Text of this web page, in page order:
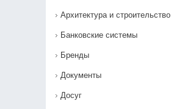
Архитектура и строительство
Банковские системы
Бренды
Документы
Досуг